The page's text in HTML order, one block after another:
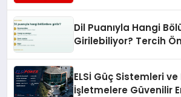
Dil Puanıyla Hangi
Girilebiliyor? Tercih
ELSİ Güç Sistemleri ve
İşletmelere Güvenilir